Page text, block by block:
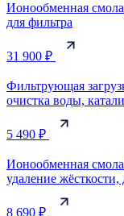
Ионообменная
для фильтра
31 900 ₽
Фильтрующая
очистка воды,
5 490 ₽
Ионообменная
удаление
8 690 ₽